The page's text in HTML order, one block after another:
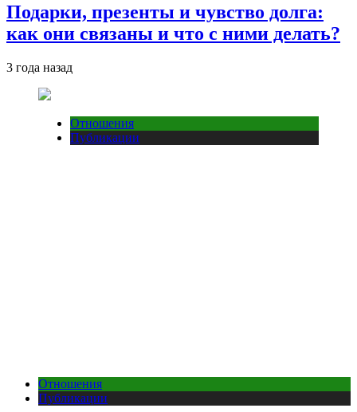
Подарки, презенты и чувство долга:
как они связаны и что с ними делать?
3 года назад
Отношения
Публикации
Отношения
Публикации